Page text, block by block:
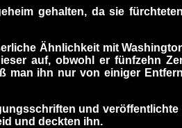
gehalten, da sie
Ähnlichkeit mit
auf, obwohl er fünfzehn
man ihn nur von einiger
und
und deckten ihn.